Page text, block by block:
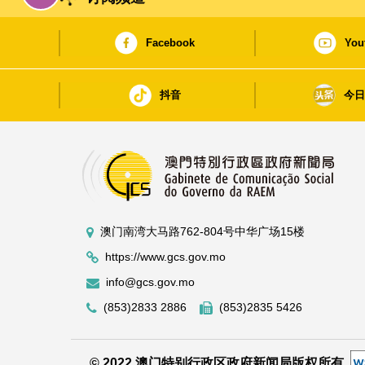
Facebook
抖音 今
澳门南湾大马路762-804号中华广场15楼
https://www.gcs.gov.mo
info@gcs.gov.mo
(853)2833 2886
(853)2835 5426